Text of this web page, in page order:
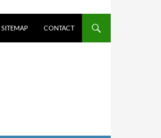
SITEMAP CONTACT